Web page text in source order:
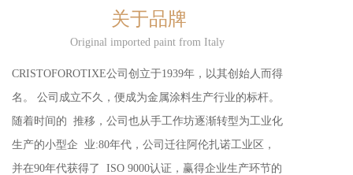
关于品牌
Original imported paint from Italy
CRISTOFOROTIXE公司创立于1939年，以其创始人而得
名。 公司成立不久，便成为金属涂料生产行业的标杆。
随着时间的  推移，公司也从手工作坊逐渐转型为工业化
生产的小型企  业:80年代，公司迁往阿伦扎诺工业区，
并在90年代获得了  ISO 9000认证，赢得企业生产环节的